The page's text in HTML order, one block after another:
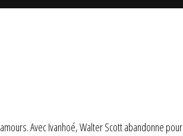
Avec Ivanhoé, Walter Scott abandonne